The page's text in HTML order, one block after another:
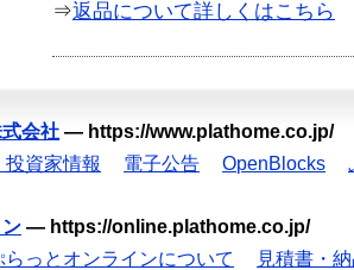
⇒返品について詳しくはこちら
会社 — https://www.plathome.co.jp/
投資家情報 電子公告 OpenBlocks
— https://online.plathome.co.jp/
らっとオンラインについて
見積書・